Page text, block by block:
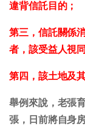
違背信託目的；
第三，信託關係
者，該受益人視
第四，該土地及
舉例來說，老張
張，日前將自身